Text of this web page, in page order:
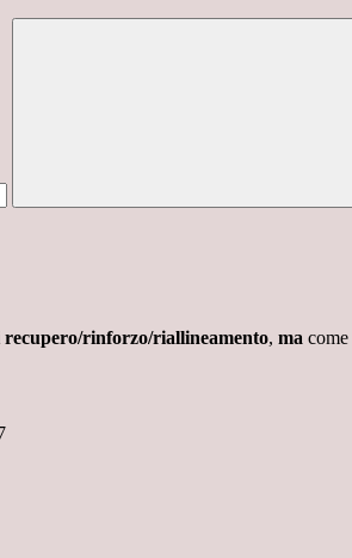
recupero/rinforzo/riallineamento, ma come